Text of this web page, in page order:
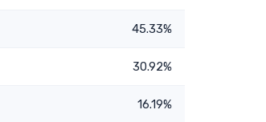
45.33%
30.92%
16.19%